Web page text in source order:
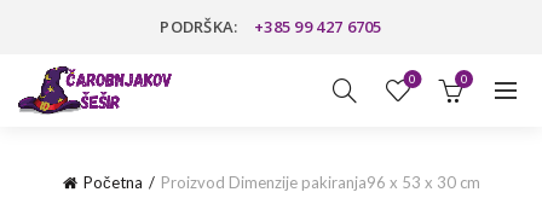
PODRŠKA: +385 99 427 6705
0 0
Početna Proizvod Dimenzije pakiranja96 x 53 x 30 cm